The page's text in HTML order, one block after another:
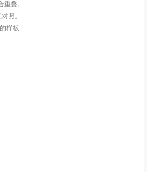
叠。
照。
样板